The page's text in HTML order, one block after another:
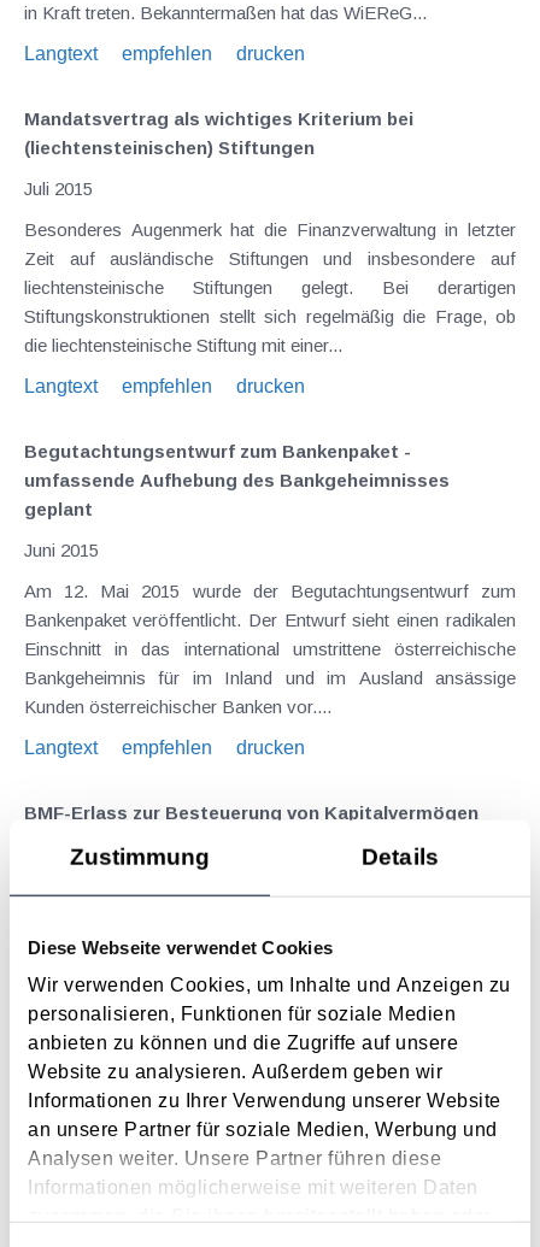
Zustimmung Details
Diese Webseite verwendet Cookies
Wir verwenden Cookies, um Inhalte und Anzeigen zu
personalisieren, Funktionen für soziale Medien
anbieten zu können und die Zugriffe auf unsere
Website zu analysieren. Außerdem geben wir
Informationen zu Ihrer Verwendung unserer Website
an unsere Partner für soziale Medien, Werbung und
Analysen weiter. Unsere Partner führen diese
Informationen möglicherweise mit weiteren Daten
in Kraft treten. Bekanntermaßen hat das WiEReG...
Langtext
empfehlen drucken
Mandatsvertrag als wichtiges Kriterium bei
(liechtensteinischen) Stiftungen
Juli 2015
Besonderes Augenmerk hat die Finanzverwaltung in letzter
Zeit auf ausländische Stiftungen und insbesondere auf
liechtensteinische Stiftungen gelegt. Bei derartigen
Stiftungskonstruktionen stellt sich regelmäßig die Frage, ob
die liechtensteinische Stiftung mit einer...
Langtext
empfehlen drucken
Begutachtungsentwurf zum Bankenpaket -
umfassende Aufhebung des Bankgeheimnisses
geplant
Juni 2015
Am 12. Mai 2015 wurde der Begutachtungsentwurf zum
Bankenpaket veröffentlicht. Der Entwurf sieht einen radikalen
Einschnitt in das international umstrittene österreichische
Bankgeheimnis für im Inland und im Ausland ansässige
Kunden österreichischer Banken vor....
Langtext
empfehlen drucken
BMF-Erlass zur Besteuerung von Kapitalvermögen
Mai 2012
Nachdem im Einkommensteuerrichtlinien Wartungserlass
„Kapitalbesteuerung neu“ eingearbeitet wurden, hat das BMF
Anfang März 2012 einen eigenen umfassenden Erlass zur
„Neuordnung der Besteuerung von...
Langtext
empfehlen drucken
Dezember 2011
Mitte November 2011 wurde das Budgetbegleitgesetz 2012